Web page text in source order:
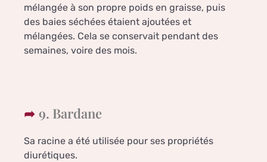
mélangée à son propre poids en graisse, puis
des baies séchées étaient ajoutées et
mélangées. Cela se conservait pendant des
semaines, voire des mois.
9. Bardane
Sa racine a été utilisée pour ses propriétés
diurétiques.